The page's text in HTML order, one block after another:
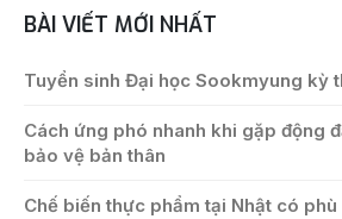
BÀI VIẾT MỚI NHẤT
Tuyển sinh Đại học Sookmyung kỳ
Cách ứng phó nhanh khi gặp động
bảo vệ bản thân
Chế biến thực phẩm tại Nhật có